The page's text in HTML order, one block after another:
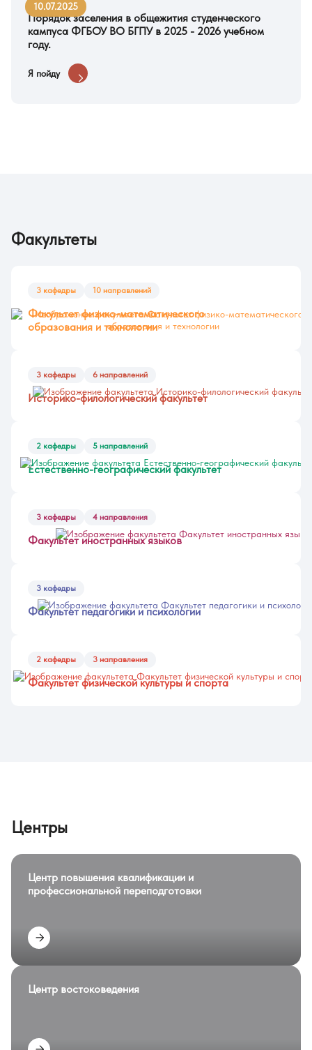
10.07.2025
Порядок заселения в общежития студенческого
кампуса ФГБОУ ВО БГПУ в 2025 - 2026 учебном
году.
Я пойду
Факультеты
3 кафедры 10 направлений
Факультет физико-математического
образования и технологии
3 кафедры 6 направлений
Историко-филологический факультет
2 кафедры 5 направлений
Естественно-географический факультет
3 кафедры 4 направления
Факультет иностранных языков
3 кафедры
Факультет педагогики и психологии
2 кафедры 3 направления
Факультет физической культуры и спорта
Центры
Центр повышения квалификации и
профессиональной переподготовки
Центр востоковедения